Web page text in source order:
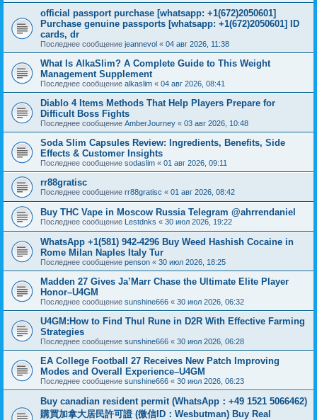
official passport purchase [whatsapp: +1(672)2050601]
Purchase genuine passports [whatsapp: +1(672)2050601] ID
cards, dr
Последнее сообщение jeannevol « 04 авг 2026, 11:38
What Is AlkaSlim? A Complete Guide to This Weight
Management Supplement
Последнее сообщение alkaslim « 04 авг 2026, 08:41
Diablo 4 Items Methods That Help Players Prepare for
Difficult Boss Fights
Последнее сообщение AmberJourney « 03 авг 2026, 10:48
Soda Slim Capsules Review: Ingredients, Benefits, Side
Effects & Customer Insights
Последнее сообщение sodaslim « 01 авг 2026, 09:11
rr88gratisc
Последнее сообщение rr88gratisc « 01 авг 2026, 08:42
Buy THC Vape in Moscow Russia Telegram @ahrrendaniel
Последнее сообщение Lestdnks « 30 июл 2026, 19:22
WhatsApp +1(581) 942-4296 Buy Weed Hashish Cocaine in
Rome Milan Naples Italy Tur
Последнее сообщение penson « 30 июл 2026, 18:25
Madden 27 Gives Ja’Marr Chase the Ultimate Elite Player
Honor–U4GM
Последнее сообщение sunshine666 « 30 июл 2026, 06:32
U4GM:How to Find Thul Rune in D2R With Effective Farming
Strategies
Последнее сообщение sunshine666 « 30 июл 2026, 06:28
EA College Football 27 Receives New Patch Improving
Modes and Overall Experience–U4GM
Последнее сообщение sunshine666 « 30 июл 2026, 06:23
Buy canadian resident permit (WhatsApp：+49 1521 5066462)
購買加拿大居民許可證 (微信ID：Wesbutman) Buy Real